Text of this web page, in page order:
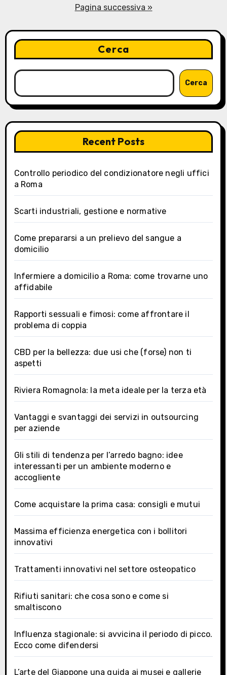
articoli
Pagina successiva »
Cerca
Cerca
Recent Posts
Controllo periodico del condizionatore negli uffici
a Roma
Scarti industriali, gestione e normative
Come prepararsi a un prelievo del sangue a
domicilio
Infermiere a domicilio a Roma: come trovarne uno
affidabile
Rapporti sessuali e fimosi: come affrontare il
problema di coppia
CBD per la bellezza: due usi che (forse) non ti
aspetti
Riviera Romagnola: la meta ideale per la terza età
Vantaggi e svantaggi dei servizi in outsourcing
per aziende
Gli stili di tendenza per l’arredo bagno: idee
interessanti per un ambiente moderno e
accogliente
Come acquistare la prima casa: consigli e mutui
Massima efficienza energetica con i bollitori
innovativi
Trattamenti innovativi nel settore osteopatico
Rifiuti sanitari: che cosa sono e come si
smaltiscono
Influenza stagionale: si avvicina il periodo di picco.
Ecco come difendersi
L’arte del Giappone una guida ai musei e gallerie